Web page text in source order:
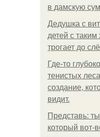
в дамскую
Дедушка с
детей с
трогает до
Где-то
тенистых
создание,
видит.
Представь:
который вот-